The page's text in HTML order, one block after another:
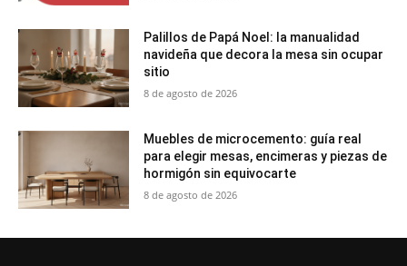
Palillos de Papá Noel: la manualidad
navideña que decora la mesa sin ocupar
sitio
8 de agosto de 2026
Muebles de microcemento: guía real
para elegir mesas, encimeras y piezas de
hormigón sin equivocarte
8 de agosto de 2026